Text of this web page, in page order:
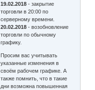
19.02.2018 - закрытие
торговли в 20:00 по
серверному времени.
20.02.2018 - возобновление
торговли по обычному
графику.
Просим вас учитывать
указанные изменения в
своём рабочем графике. А
также помнить, что в такие
дни возможна повышенная